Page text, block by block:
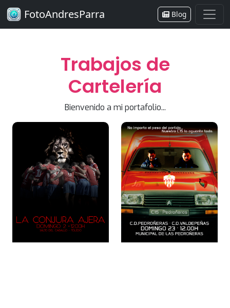
FotoAndresParra Blog
Trabajos de
Cartelería
Bienvenido a mi portafolio...